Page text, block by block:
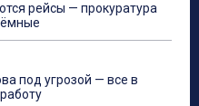
рейсы — прокуратура
под угрозой — все в